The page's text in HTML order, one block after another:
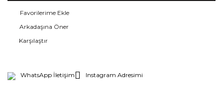
Arkadaşına Öner
Karşılaştır
WhatsApp İletişim Instagram Adresimi